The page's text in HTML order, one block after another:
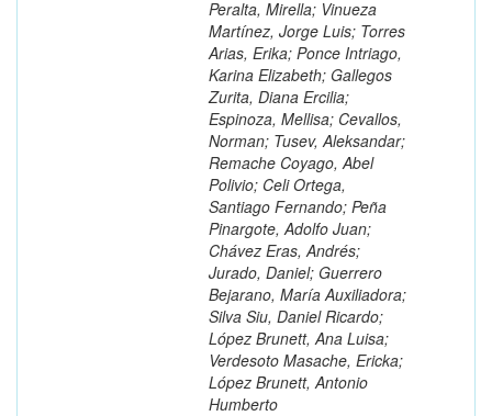
Peralta, Mirella; Vinueza
Martínez, Jorge Luis; Torres
Arias, Erika; Ponce Intriago,
Karina Elizabeth; Gallegos
Zurita, Diana Ercilia;
Espinoza, Mellisa; Cevallos,
Norman; Tusev, Aleksandar;
Remache Coyago, Abel
Polivio; Celi Ortega,
Santiago Fernando; Peña
Pinargote, Adolfo Juan;
Chávez Eras, Andrés;
Jurado, Daniel; Guerrero
Bejarano, María Auxiliadora;
Silva Siu, Daniel Ricardo;
López Brunett, Ana Luisa;
Verdesoto Masache, Ericka;
López Brunett, Antonio
Humberto